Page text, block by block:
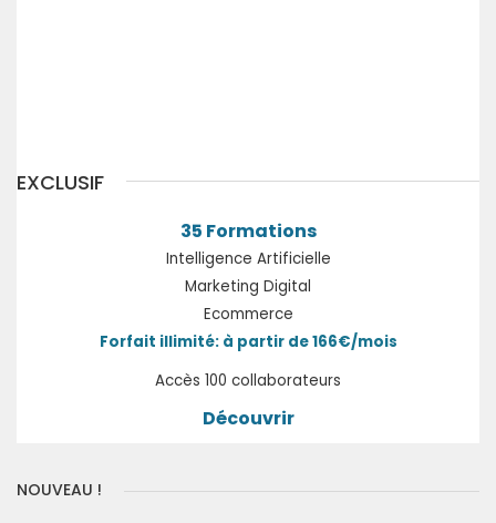
EXCLUSIF
35 Formations
Intelligence Artificielle
Marketing Digital
Ecommerce
Forfait illimité: à partir de 166€/mois
Accès 100 collaborateurs
Découvrir
NOUVEAU !